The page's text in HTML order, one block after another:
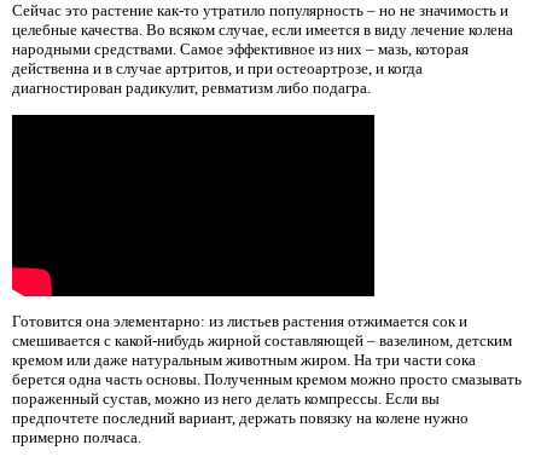
Сейчас это растение как-то утратило популярность – но не значимость и
целебные качества. Во всяком случае, если имеется в виду лечение колена
народными средствами. Самое эффективное из них – мазь, которая
действенна и в случае артритов, и при остеоартрозе, и когда
диагностирован радикулит, ревматизм либо подагра.
Готовится она элементарно: из листьев растения отжимается сок и
смешивается с какой-нибудь жирной составляющей – вазелином, детским
кремом или даже натуральным животным жиром. На три части сока
берется одна часть основы. Полученным кремом можно просто смазывать
пораженный сустав, можно из него делать компрессы. Если вы
предпочтете последний вариант, держать повязку на колене нужно
примерно полчаса.